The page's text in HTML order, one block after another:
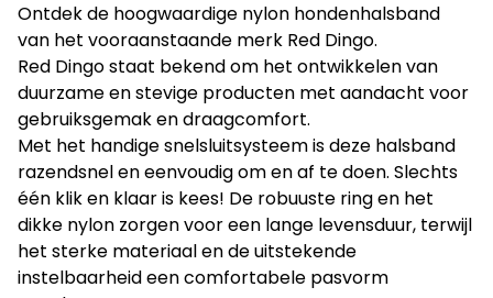
Ontdek de hoogwaardige nylon hondenhalsband
van het vooraanstaande merk Red Dingo.
Red Dingo staat bekend om het ontwikkelen van
duurzame en stevige producten met aandacht voor
gebruiksgemak en draagcomfort.
Met het handige snelsluitsysteem is deze halsband
razendsnel en eenvoudig om en af te doen. Slechts
één klik en klaar is kees! De robuuste ring en het
dikke nylon zorgen voor een lange levensduur, terwijl
het sterke materiaal en de uitstekende
instelbaarheid een comfortabele pasvorm